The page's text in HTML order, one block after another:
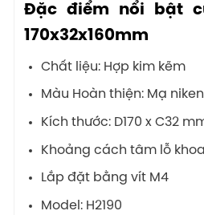
Đặc điểm nổi bật
170x32x160mm
Chất liệu: Hợp kim kẽm
Màu Hoàn thiện: Mạ
Kích thước: D170 x C32
Khoảng cách tâm lỗ
Lắp đặt bằng vít M4
Model: H2190